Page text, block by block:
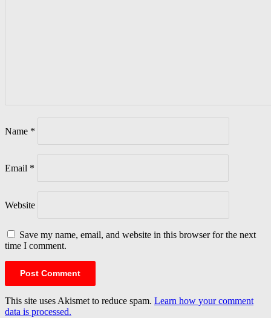
Name *
Email *
Website
Save my name, email, and website in this browser for the next
time I comment.
This site uses Akismet to reduce spam. Learn how your comment
data is processed.